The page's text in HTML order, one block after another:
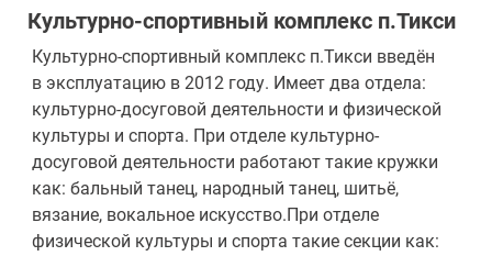
Культурно-спортивный комплекс п.Тикси
Культурно-спортивный комплекс п.Тикси введён
в эксплуатацию в 2012 году. Имеет два отдела:
культурно-досуговой деятельности и физической
культуры и спорта. При отделе культурно-
досуговой деятельности работают такие кружки
как: бальный танец, народный танец, шитьё,
вязание, вокальное искусство.При отделе
физической культуры и спорта такие секции как: